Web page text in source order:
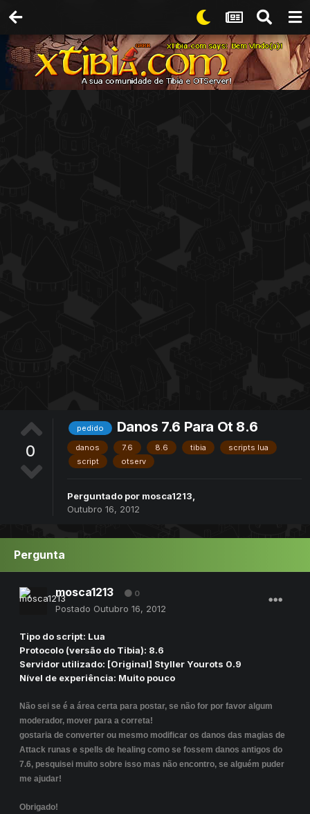
0
pedido Danos 7.6 Para Ot 8.6
danos 7.6 8.6 tibia
scripts lua
script
otserv
Perguntado por mosca1213,
Outubro 16, 2012
Pergunta
mosca1213 0
Postado Outubro 16, 2012
Tipo do script: Lua
Protocolo (versão do Tibia): 8.6
Servidor utilizado: [Original] Styller Yourots 0.9
Nível de experiência: Muito pouco
Não sei se é a área certa para postar, se não for por favor algum
moderador, mover para a correta!
gostaria de converter ou mesmo modificar os danos das magias de
Attack runas e spells de healing como se fossem danos antigos do
7.6, pesquisei muito sobre isso mas não encontro, se alguém puder
me ajudar!
Obrigado!